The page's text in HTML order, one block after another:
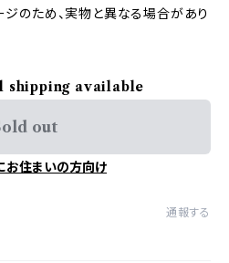
のため、実物と異なる場合があり
shipping available
out
お住まいの方向け
通報する